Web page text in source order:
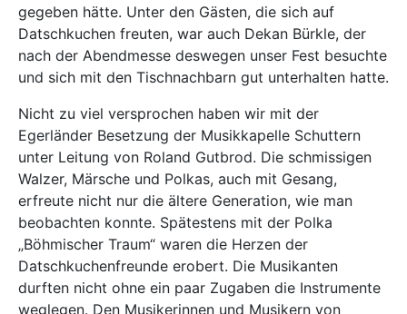
gegeben hätte. Unter den Gästen, die sich auf
Datschkuchen freuten, war auch Dekan Bürkle, der
nach der Abendmesse deswegen unser Fest besuchte
und sich mit den Tischnachbarn gut unterhalten hatte.
Nicht zu viel versprochen haben wir mit der
Egerländer Besetzung der Musikkapelle Schuttern
unter Leitung von Roland Gutbrod. Die schmissigen
Walzer, Märsche und Polkas, auch mit Gesang,
erfreute nicht nur die ältere Generation, wie man
beobachten konnte. Spätestens mit der Polka
„Böhmischer Traum“ waren die Herzen der
Datschkuchenfreunde erobert. Die Musikanten
durften nicht ohne ein paar Zugaben die Instrumente
weglegen. Den Musikerinnen und Musikern von